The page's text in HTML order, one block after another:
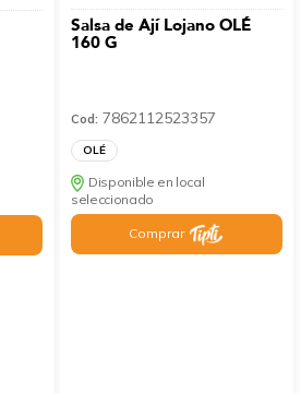
Salsa de Ají Lojano OLÉ
160 G
Cod: 7862112523357
OLÉ
Disponible en local
seleccionado
Comprar